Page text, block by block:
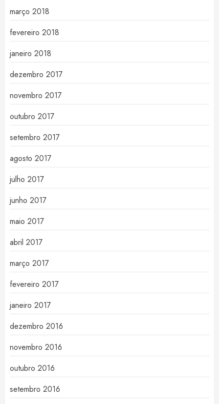
março 2018
fevereiro 2018
janeiro 2018
dezembro 2017
novembro 2017
outubro 2017
setembro 2017
agosto 2017
julho 2017
junho 2017
maio 2017
abril 2017
março 2017
fevereiro 2017
janeiro 2017
dezembro 2016
novembro 2016
outubro 2016
setembro 2016